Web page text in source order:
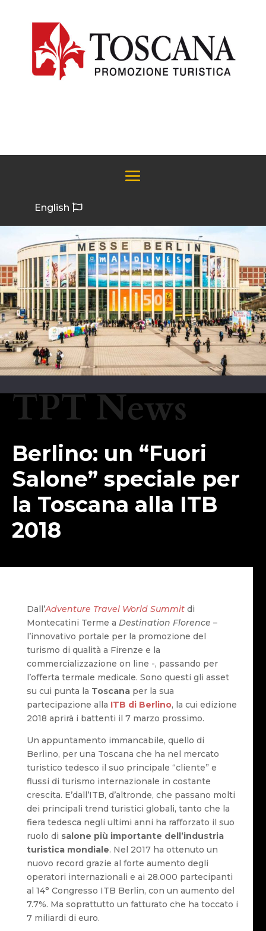
English
TPT News
Berlino: un “Fuori
Salone” speciale per
la Toscana alla ITB
2018
Dall’Adventure Travel World Summit di
Montecatini Terme a Destination Florence –
l’innovativo portale per la promozione del
turismo di qualità a Firenze e la
commercializzazione on line -, passando per
l’offerta termale medicale. Sono questi gli asset
su cui punta la Toscanaper la sua
partecipazione alla ITB di Berlino, la cui edizione
2018 aprirà i battenti il 7 marzo prossimo.
Un appuntamento immancabile, quello di
Berlino, per una Toscana che ha nel mercato
turistico tedesco il suo principale “cliente” e
flussi di turismo internazionale in costante
crescita. E’dall’ITB, d’altronde, che passano molti
dei principali trend turistici globali, tanto che la
fiera tedesca negli ultimi anni ha rafforzato il suo
ruolo di salone più importante dell’industria
turistica mondiale. Nel 2017 ha ottenuto un
nuovo record grazie al forte aumento degli
operatori internazionali e ai 28.000 partecipanti
al 14° Congresso ITB Berlin, con un aumento del
7.7%. Ma soprattutto un fatturato che ha toccato i
7 miliardi di euro.